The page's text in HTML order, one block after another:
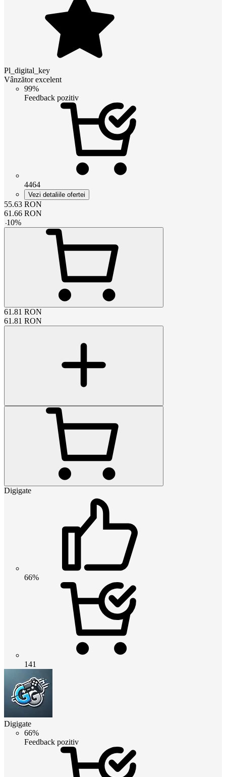
Pl_digital_key
Vânzător excelent
99%
Feedback pozitiv
4464
Vezi detaliile ofertei
55.63 RON
61.66 RON
-10%
61.81 RON
61.81 RON
Digigate
66%
141
Digigate
66%
Feedback pozitiv